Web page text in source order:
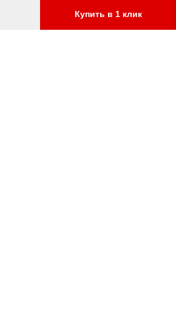
Купить в 1 клик
Пороги для Hyundai
автопороги, порог-
автобильные подножки,